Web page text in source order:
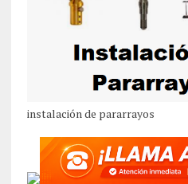
instalación de pararrayos